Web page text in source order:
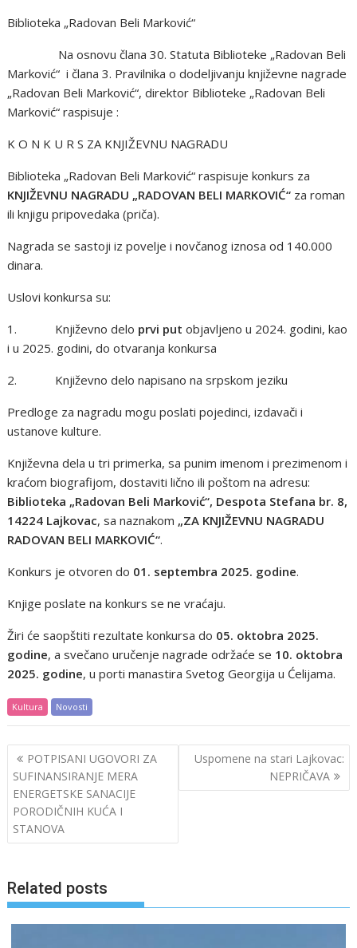
Biblioteka „Radovan Beli Marković“
Na osnovu člana 30. Statuta Biblioteke „Radovan Beli
Marković“ i člana 3. Pravilnika o dodeljivanju književne nagrade
„Radovan Beli Marković“, direktor Biblioteke „Radovan Beli
Marković“ raspisuje :
K O N K U R S ZA KNJIŽEVNU NAGRADU
Biblioteka „Radovan Beli Marković“ raspisuje konkurs za
KNJIŽEVNU NAGRADU „RADOVAN BELI MARKOVIĆ“ za roman
ili knjigu pripovedaka (priča).
Nagrada se sastoji iz povelje i novčanog iznosa od 140.000
dinara.
Uslovi konkursa su:
1. Književno delo prvi putobjavljeno u 2024. godini, kao
i u 2025. godini, do otvaranja konkursa
2. Književno delo napisano na srpskom jeziku
Predloge za nagradu mogu poslati pojedinci, izdavači i
ustanove kulture.
Književna dela u tri primerka, sa punim imenom i prezimenom i
kraćom biografijom, dostaviti lično ili poštom na adresu:
Biblioteka „Radovan Beli Marković“, Despota Stefana br. 8,
14224 Lajkovac, sa naznakom „ZA KNJIŽEVNU NAGRADU
RADOVAN BELI MARKOVIĆ“.
Konkurs je otvoren do 01. septembra 2025. godine.
Knjige poslate na konkurs se ne vraćaju.
Žiri će saopštiti rezultate konkursa do 05. oktobra 2025.
godine, a svečano uručenje nagrade održaće se 10. oktobra
2025. godine, u porti manastira Svetog Georgija u Ćelijama.
Kultura Novosti
Post
navigation
POTPISANI UGOVORI ZA
SUFINANSIRANJE MERA
ENERGETSKE SANACIJE
PORODIČNIH KUĆA I
STANOVA
Uspomene na stari Lajkovac:
NEPRIČAVA
Related posts